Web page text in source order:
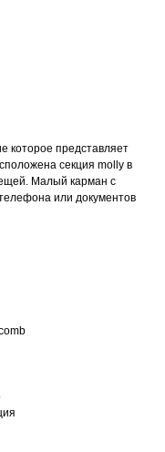
которое представляет
секция molly в
Малый карман с
или документов